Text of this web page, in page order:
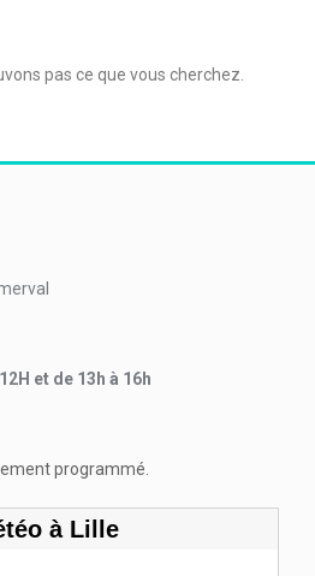
pas ce que vous cherchez.
et de 13h à 16h
programmé.
à Lille